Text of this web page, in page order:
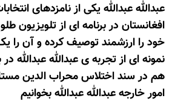
عبدالله عبدالله یکی از نامزدهای
افغانستان در برنامه ای از تلویزیون
خود را ارزشمند توصیف کرده و آن
نمونه ای از تجربه ی عبدالله عبدالله
هم در سند اختلاس محراب الدین
امور خارجه عبدالله عبدالله بخوانیم